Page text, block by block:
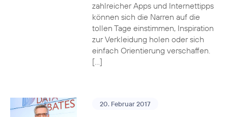
zahlreicher Apps und Internettipps
können sich die Narren auf die
tollen Tage einstimmen, Inspiration
zur Verkleidung holen oder sich
einfach Orientierung verschaffen.
[…]
20. Februar 2017